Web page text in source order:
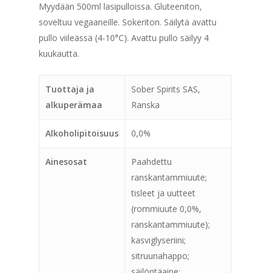
Myydään 500ml lasipulloissa. Gluteeniton,
soveltuu vegaaneille. Sokeriton. Säilytä avattu
pullo viileässä (4-10°C). Avattu pullo säilyy 4
kuukautta.
Tuottaja ja
alkuperämaa
Sober Spirits SAS,
Ranska
Alkoholipitoisuus 0,0%
Ainesosat
Paahdettu
ranskantammiuute;
tisleet ja uutteet
(rommiuute 0,0%,
ranskantammiuute);
kasviglyseriini;
sitruunahappo;